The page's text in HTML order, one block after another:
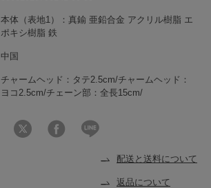
本体（表地1）：真鍮 亜鉛合金 アクリル樹脂 エ
ポキシ樹脂 鉄
中国
チャームヘッド：タテ2.5cm/チャームヘッド：
ヨコ2.5cm/チェーン部：全長15cm/
配送と送料について
返品について